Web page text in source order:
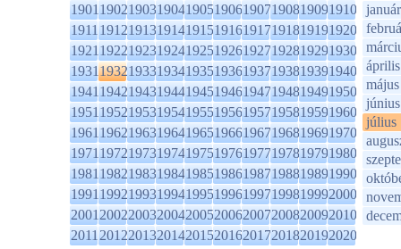
1901190219031904190519061907190819091910
1911191219131914191519161917191819191920
1921192219231924192519261927192819291930
1931193219331934193519361937193819391940
1941194219431944194519461947194819491950
1951195219531954195519561957195819591960
1961196219631964196519661967196819691970
1971197219731974197519761977197819791980
1981198219831984198519861987198819891990
1991199219931994199519961997199819992000
2001200220032004200520062007200820092010
2011201220132014201520162017201820192020
január
április
május
június
július